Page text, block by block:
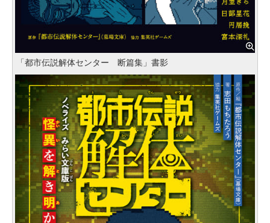
「都市伝説解体センター 断篇集」書影